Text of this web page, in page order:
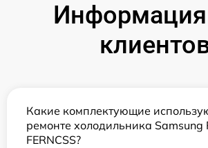
Какие комплектующие
ремонте холодильника Samsung
FERNCSS?